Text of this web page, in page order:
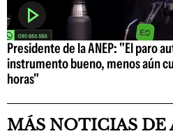
Presidente de la ANEP: "El paro
instrumento bueno, menos aún
horas"
MÁS NOTICIAS DE